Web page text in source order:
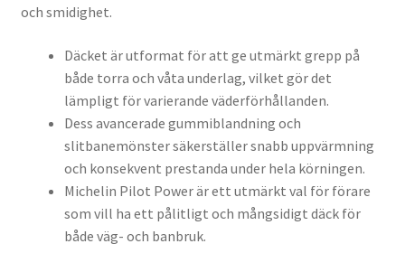
och smidighet.
Däcket är utformat för att ge utmärkt grepp på
både torra och våta underlag, vilket gör det
lämpligt för varierande väderförhållanden.
Dess avancerade gummiblandning och
slitbanemönster säkerställer snabb uppvärmning
och konsekvent prestanda under hela körningen.
Michelin Pilot Power är ett utmärkt val för förare
som vill ha ett pålitligt och mångsidigt däck för
både väg- och banbruk.